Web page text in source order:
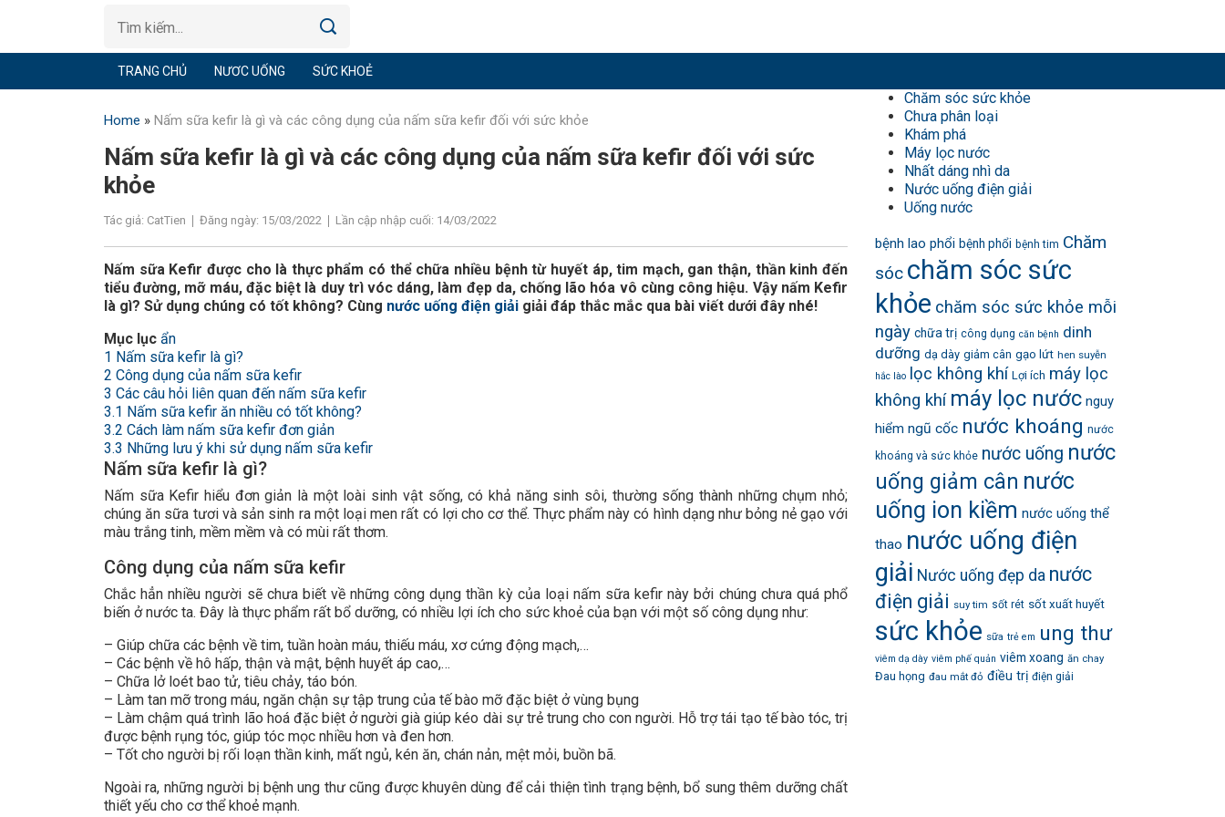
TRANG CHỦ NƯƠC UỐNG SỨC KHOẺ
Home » Nấm sữa kefir là gì và các công dụng của nấm sữa kefir đối với sức khỏe
Nấm sữa kefir là gì và các công dụng của nấm sữa kefir đối với sức
khỏe
Tác giả: CatTien Đăng ngày: 15/03/2022 Lần cập nhập cuối: 14/03/2022
Nấm sữa Kefir được cho là thực phẩm có thể chữa nhiều bệnh từ huyết áp, tim mạch, gan thận, thần kinh đến
tiểu đường, mỡ máu, đặc biệt là duy trì vóc dáng, làm đẹp da, chống lão hóa vô cùng công hiệu. Vậy nấm Kefir
là gì? Sử dụng chúng có tốt không? Cùng nước uống điện giải giải đáp thắc mắc qua bài viết dưới đây nhé!
Mục lục ẩn
1 Nấm sữa kefir là gì?
2 Công dụng của nấm sữa kefir
3 Các câu hỏi liên quan đến nấm sữa kefir
3.1 Nấm sữa kefir ăn nhiều có tốt không?
3.2 Cách làm nấm sữa kefir đơn giản
3.3 Những lưu ý khi sử dụng nấm sữa kefir
Nấm sữa kefir là gì?
Nấm sữa Kefir hiểu đơn giản là một loài sinh vật sống, có khả năng sinh sôi, thường sống thành những chụm nhỏ;
chúng ăn sữa tươi và sản sinh ra một loại men rất có lợi cho cơ thể. Thực phẩm này có hình dạng như bỏng nẻ gạo với
màu trắng tinh, mềm mềm và có mùi rất thơm.
Công dụng của nấm sữa kefir
Chắc hẳn nhiều người sẽ chưa biết về những công dụng thần kỳ của loại nấm sữa kefir này bởi chúng chưa quá phổ
biến ở nước ta. Đây là thực phẩm rất bổ dưỡng, có nhiều lợi ích cho sức khoẻ của bạn với một số công dụng như:
– Giúp chữa các bệnh về tim, tuần hoàn máu, thiếu máu, xơ cứng động mạch,…
– Các bệnh về hô hấp, thận và mật, bệnh huyết áp cao,…
– Chữa lở loét bao tử, tiêu chảy, táo bón.
– Làm tan mỡ trong máu, ngăn chận sự tập trung của tế bào mỡ đặc biệt ở vùng bụng
– Làm chậm quá trình lão hoá đặc biệt ở người già giúp kéo dài sự trẻ trung cho con người. Hỗ trợ tái tạo tế bào tóc, trị
được bệnh rụng tóc, giúp tóc mọc nhiều hơn và đen hơn.
– Tốt cho người bị rối loạn thần kinh, mất ngủ, kén ăn, chán nản, mệt mỏi, buồn bã.
Ngoài ra, những người bị bệnh ung thư cũng được khuyên dùng để cải thiện tình trạng bệnh, bổ sung thêm dưỡng chất
thiết yếu cho cơ thể khoẻ mạnh.
Chăm sóc sức khỏe
Chưa phân loại
Khám phá
Máy lọc nước
Nhất dáng nhì da
Nước uống điện giải
Uống nước
bệnh lao phổi bệnh phổi bệnh tim Chăm
sóc chăm sóc sức
khỏe chăm sóc sức khỏe mỗi
ngày chữa trị công dụng căn bệnh dinh
dưỡng dạ dày giảm cân gạo lứt hen suyễn
hắc lào lọc không khí Lợi ích máy lọc
không khí máy lọc nước nguy
hiểm ngũ cốc nước khoáng nước
khoáng và sức khỏe nước uống nước
uống giảm cân nước
uống ion kiềm nước uống thể
thao nước uống điện
giải Nước uống đẹp da nước
điện giải suy tim sốt rét sốt xuất huyết
sức khỏe sữa trẻ em ung thư
viêm dạ dày viêm phế quản viêm xoang ăn chay
Đau họng đau mắt đỏ điều trị điện giải